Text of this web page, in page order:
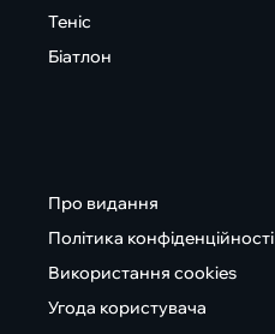
Теніс
Біатлон
Про видання
Політика конфіденційності
Використання cookies
Угода користувача